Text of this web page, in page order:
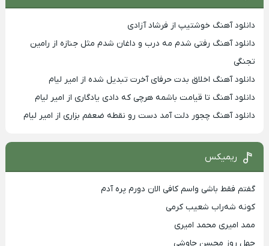
دانلود آهنگ خوشتیپ از فرشاد آزادی
دانلود آهنگ رفتی شدم مه درب و داغان شدم مثل جنازه از رامین
تجنگی
دانلود آهنگ اخلاق بدت حرفای آخرت تبدیل شده از امیر لیام
دانلود آهنگ تا قیامت باشمه هرچی که دادی یادگاری از امیر لیام
دانلود آهنگ چجور دلت آمد دست رو نقطه ضعفم بزاری از امیر لیام
ریمیکس
گفتم فقط باشی واسم کافی الان دورم پره آدم
کونه شه‌راب شعیب کرمی
ممد امیری محمد امیری
چهل روز محسن چاوشی